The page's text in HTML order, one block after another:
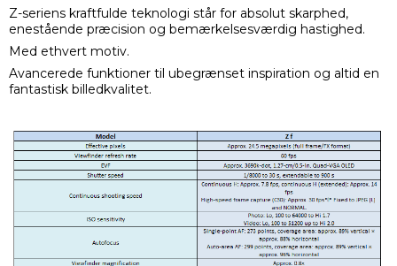
Z-seriens kraftfulde teknologi står for absolut skarphed,
enestående præcision og bemærkelsesværdig hastighed.
Med ethvert motiv.
Avancerede funktioner til ubegrænset inspiration og altid en
fantastisk billedkvalitet.